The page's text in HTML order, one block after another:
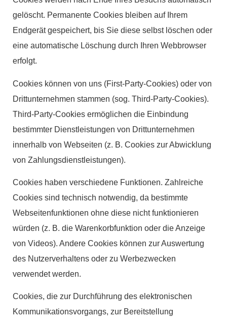
gelöscht. Permanente Cookies bleiben auf Ihrem
Endgerät gespeichert, bis Sie diese selbst löschen oder
eine automatische Löschung durch Ihren Webbrowser
erfolgt.
Cookies können von uns (First-Party-Cookies) oder von
Drittunternehmen stammen (sog. Third-Party-Cookies).
Third-Party-Cookies ermöglichen die Einbindung
bestimmter Dienstleistungen von Drittunternehmen
innerhalb von Webseiten (z. B. Cookies zur Abwicklung
von Zahlungsdienstleistungen).
Cookies haben verschiedene Funktionen. Zahlreiche
Cookies sind technisch notwendig, da bestimmte
Webseitenfunktionen ohne diese nicht funktionieren
würden (z. B. die Warenkorbfunktion oder die Anzeige
von Videos). Andere Cookies können zur Auswertung
des Nutzerverhaltens oder zu Werbezwecken
verwendet werden.
Cookies, die zur Durchführung des elektronischen
Kommunikationsvorgangs, zur Bereitstellung